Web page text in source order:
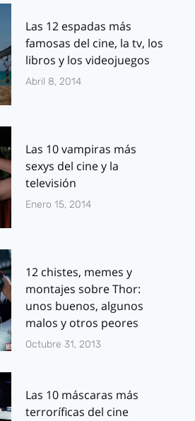
Las 12 espadas más
famosas del cine, la tv, los
libros y los videojuegos
Abril 8, 2014
Las 10 vampiras más
sexys del cine y la
televisión
Enero 15, 2014
12 chistes, memes y
montajes sobre Thor:
unos buenos, algunos
malos y otros peores
Octubre 31, 2013
Las 10 máscaras más
terroríficas del cine